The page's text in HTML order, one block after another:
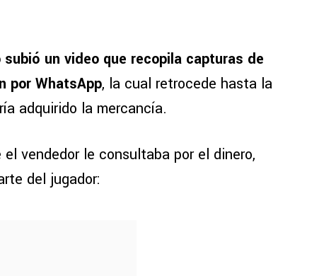
subió un video que recopila capturas de
por WhatsApp, la cual retrocede hasta la
adquirido la mercancía.
vendedor le consultaba por el dinero,
del jugador: